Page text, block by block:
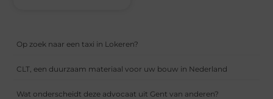
Op zoek naar een taxi in Lokeren?
CLT, een duurzaam materiaal voor uw bouw in Nederland
Wat onderscheidt deze advocaat uit Gent van anderen?